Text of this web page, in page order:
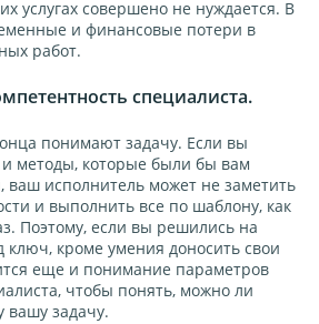
услугах совершено не нуждается. В
и финансовые потери в
работ.
специалиста.
понимают задачу. Если вы
и методы, которые были бы вам
ваш исполнитель может не заметить
и выполнить все по шаблону, как
Поэтому, если вы решились на
ключ, кроме умения доносить свои
еще и понимание параметров
чтобы понять, можно ли
вашу задачу.